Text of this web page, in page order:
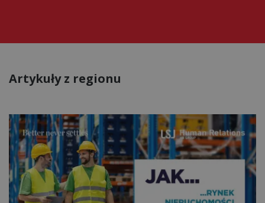
Artykuły z regionu